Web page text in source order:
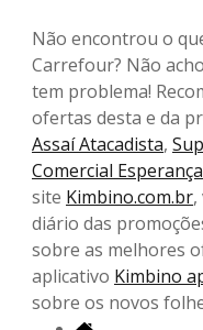
Não encontrou o
Carrefour? Não
tem problema!
ofertas desta e da
Assaí Atacadista,
Comercial Esperança
site Kimbino.com.br
diário das
sobre as melhores
aplicativo Kimbino
sobre os novos